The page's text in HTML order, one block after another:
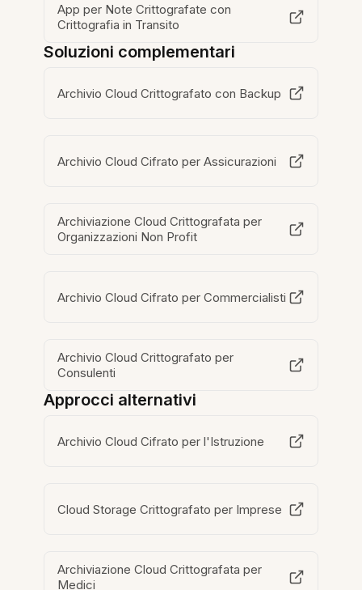
App per Note Crittografate con
Crittografia in Transito
Soluzioni complementari
Archivio Cloud Crittografato con Backup
Archivio Cloud Cifrato per Assicurazioni
Archiviazione Cloud Crittografata per
Organizzazioni Non Profit
Archivio Cloud Cifrato per Commercialisti
Archivio Cloud Crittografato per
Consulenti
Approcci alternativi
Archivio Cloud Cifrato per l'Istruzione
Cloud Storage Crittografato per Imprese
Archiviazione Cloud Crittografata per
Medici